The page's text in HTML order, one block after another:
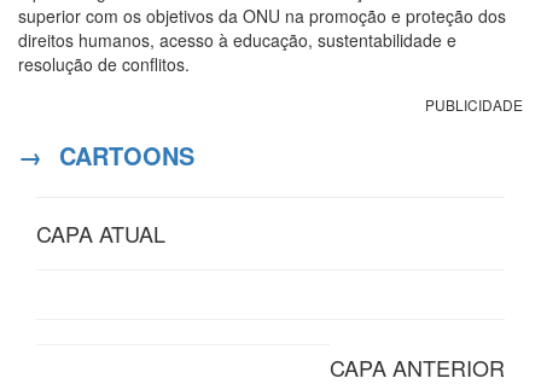
superior com os objetivos da ONU na promoção e proteção dos
direitos humanos, acesso à educação, sustentabilidade e
resolução de conflitos.
PUBLICIDADE
→ CARTOONS
CAPA ATUAL
CAPA ANTERIOR